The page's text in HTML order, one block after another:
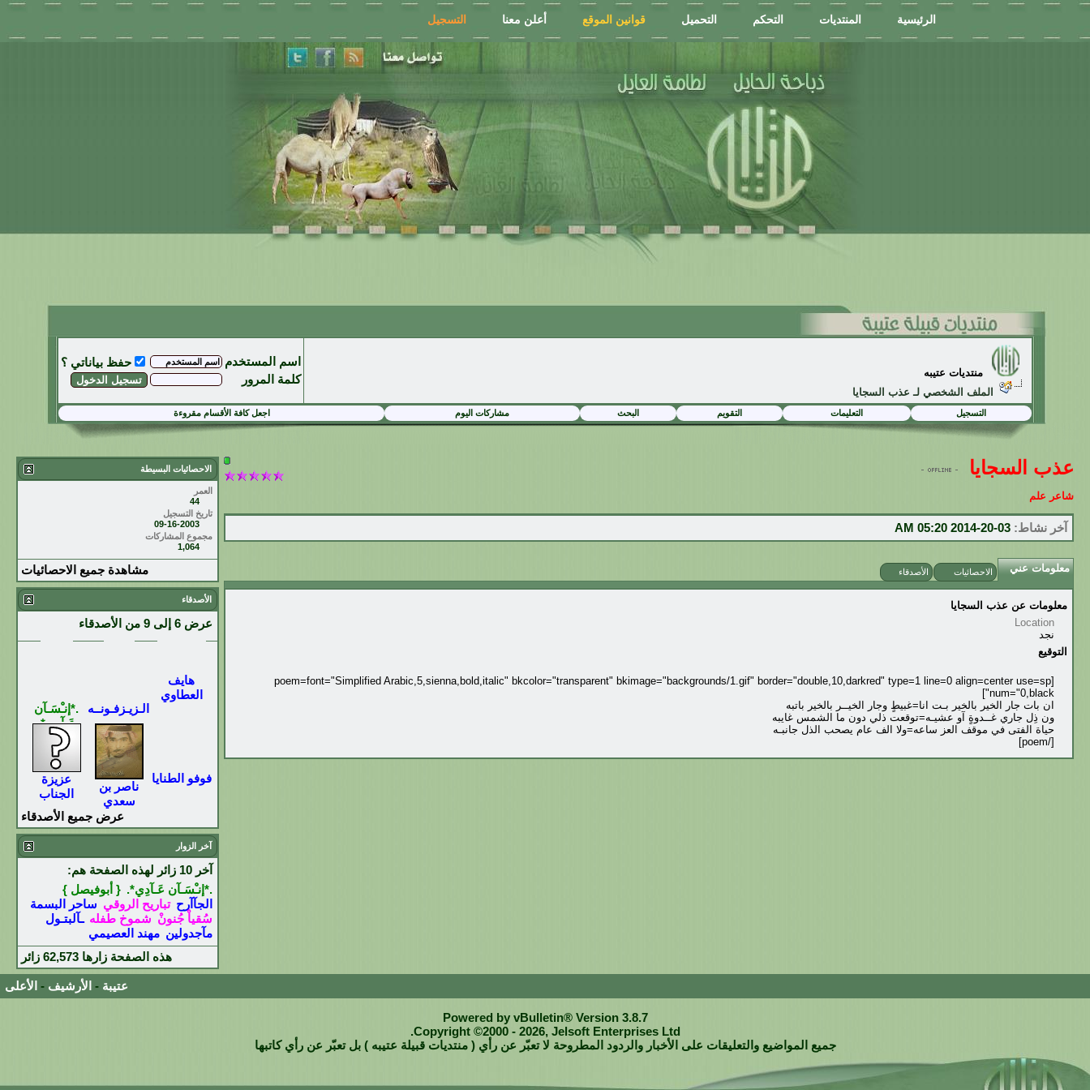
الرئيسية المنتديات التحكم التحميل قوانين الموقع أعلن معنا التسجيل
منتديات عتيبه
الملف الشخصي لـ عذب السجايا
اسم المستخدم
حفظ بياناتي ؟
كلمة المرور
التسجيل التعليمات التقويم البحث مشاركات اليوم اجعل كافة الأقسام مقروءة
عذب السجايا
شاعر علم
آخر نشاط: 05:20 AM
معلومات عني الاحصائيات الأصدقاء
معلومات عن عذب السجايا
Location
نجد
التوقيع
[poem=font="Simplified Arabic,5,sienna,bold,italic" bkcolor="transparent" bkimage="backgrounds/1.gif" border="double,10,darkred" type=1 line=0 align=center use=sp
num="0,black"]
ان بات جار الخير بالخير بـت انا=غبيطٍ وجار الخيــر بالخير باتبه
ون ذِل جاري غــدوةٍ آو عشيـه=توقعت ذلي دون ما الشمس غايبه
حياة الفتى في موقف العز ساعه=ولا الف عام يصحب الذل جانبـه
[/poem]
الاحصائيات البسيطة
العمر
44
تاريخ التسجيل
09-16-2003
مجموع المشاركات
1,064
مشاهدة جميع الاحصائيات
الأصدقاء
عرض 6 إلى 9 من الأصدقاء
هايف
العطاوي
الـزيـزفـونــه
.*إنـْسَـآن
عَـآدِي*.
فوفو الطنايا
ناصر بن
سعدي
عزيزة
الجناب
عرض جميع الأصدقاء
آخر الزوار
آخر 10 زائر لهذه الصفحة هم:
.*إنـْسَـآن عَـآدِي*. { أبوفيصل }
الجآآرح تباريح الروقي ساحر البسمة
سُقياْ جُنونْ شموخ طفله ـآلبتـول
مآجدولين مهند العصيمي
هذه الصفحة زارها 62,573 زائر
عتيبة - الأرشيف - الأعلى
Powered by vBulletin® Version 3.8.7
Copyright ©2000 - 2026, Jelsoft Enterprises Ltd.
جميع المواضيع والتعليقات على الأخبار والردود المطروحة لا تعبّر عن رأي ( منتديات قبيلة عتيبه ) بل تعبّر عن رأي كاتبها